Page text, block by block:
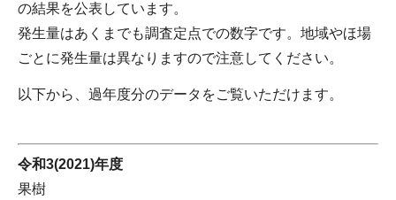
の結果を公表しています。
発生量はあくまでも調査定点での数字です。地域やほ場
ごとに発生量は異なりますので注意してください。
以下から、過年度分のデータをご覧いただけます。
令和3(2021)年度
果樹